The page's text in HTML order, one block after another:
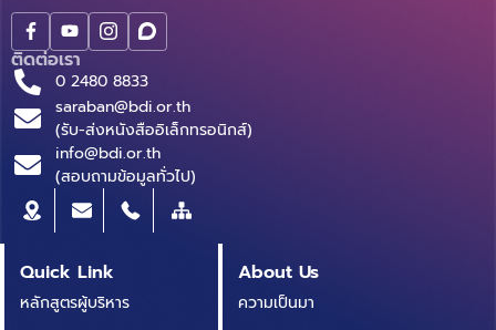
ติดต่อเรา
0 2480 8833
saraban@bdi.or.th
(รับ-ส่งหนังสืออิเล็กทรอนิกส์)
info@bdi.or.th
(สอบถามข้อมูลทั่วไป)
Quick Link
หลักสูตรผู้บริหาร
About Us
ความเป็นมา